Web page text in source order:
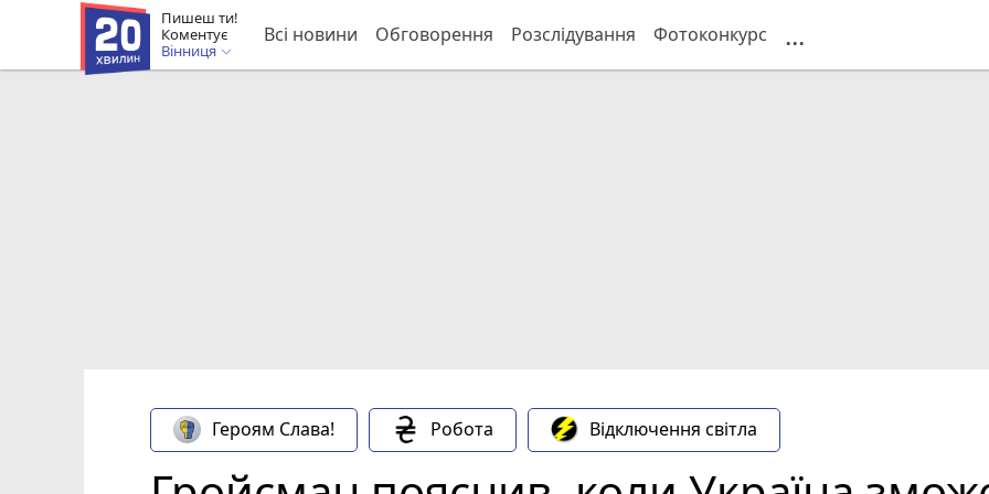
Пишеш ти!
Коментує
Вінниця
Всі новини Обговорення Розслідування Фотоконкурс ...
Героям Слава! Робота Відключення світла